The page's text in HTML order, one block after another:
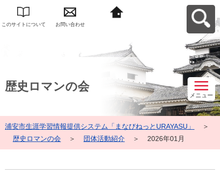
このサイトについて お問い合わせ
歴史ロマンの会
メニュー
浦安市生涯学習情報提供システム「まなびねっとURAYASU」
＞
歴史ロマンの会
＞ 団体活動紹介 ＞ 2026年01月